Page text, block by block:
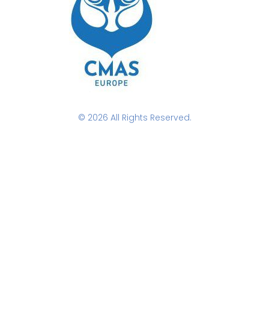
© 2026 All Rights Reserved.